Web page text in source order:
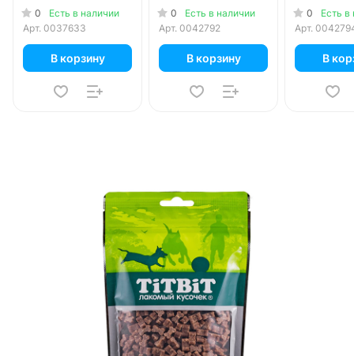
пород 3 шт
0
Есть в наличии
Арт. 0037633
В корзину
собак мелких
пород до 10 кг с
0
Есть в наличии
Арт. 0042792
В корзину
собак
пород 10-
0
Есть в
Арт.
В